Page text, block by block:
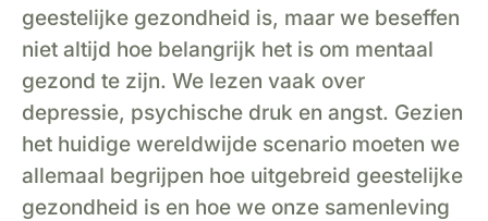
geestelijke gezondheid is, maar we beseffen
niet altijd hoe belangrijk het is om mentaal
gezond te zijn. We lezen vaak over
depressie, psychische druk en angst. Gezien
het huidige wereldwijde scenario moeten we
allemaal begrijpen hoe uitgebreid geestelijke
gezondheid is en hoe we onze samenleving